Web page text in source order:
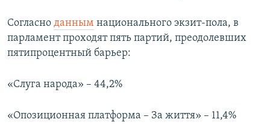
Согласно данным национального экзит-пола, в
парламент проходят пять партий, преодолевших
пятипроцентный барьер:
«Слуга народа» – 44,2%
«Опозиционная платформа – За життя» – 11,4%